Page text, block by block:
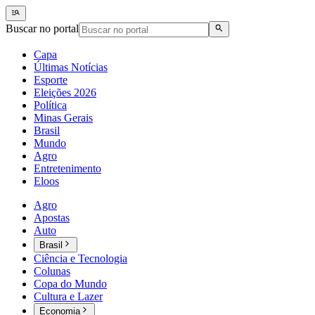
Buscar no portal
Capa
Últimas Notícias
Esporte
Eleições 2026
Política
Minas Gerais
Brasil
Mundo
Agro
Entretenimento
Eloos
Agro
Apostas
Auto
Brasil
Ciência e Tecnologia
Colunas
Copa do Mundo
Cultura e Lazer
Economia